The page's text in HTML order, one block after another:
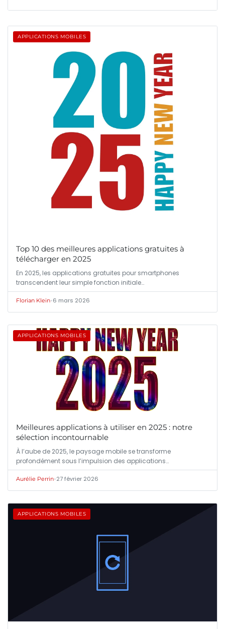
APPLICATIONS MOBILES
Top 10 des meilleures applications gratuites à
télécharger en 2025
En 2025, les applications gratuites pour smartphones
transcendent leur simple fonction initiale…
Florian Klein•6 mars 2026
APPLICATIONS MOBILES
Meilleures applications à utiliser en 2025 : notre
sélection incontournable
À l’aube de 2025, le paysage mobile se transforme
profondément sous l’impulsion des applications…
Aurélie Perrin•27 février 2026
APPLICATIONS MOBILES